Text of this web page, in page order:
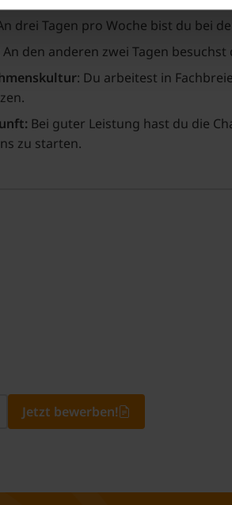
drei Tagen pro Woche bist du bei
An den anderen zwei Tagen
: Du arbeitest in
Bei guter Leistung hast du die
zu starten.
Jetzt bewerben!